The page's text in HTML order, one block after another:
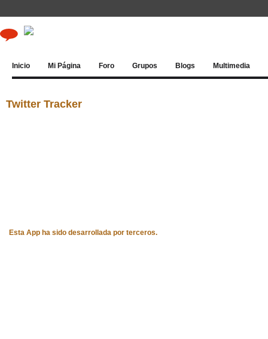
Inicio Mi Página Foro Grupos Blogs Multimedia
Twitter Tracker
Esta App ha sido desarrollada por terceros.